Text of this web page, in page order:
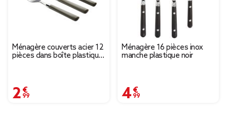
Ménagère couverts acier 12
pièces dans boîte plastique
2,99 €
Ménagère 16 pièces inox
manche plastique noir
4,99 €